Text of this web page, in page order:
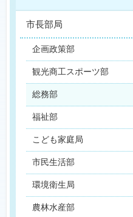
市長部局
企画政策部
観光商工スポーツ部
総務部
福祉部
こども家庭局
市民生活部
環境衛生局
農林水産部